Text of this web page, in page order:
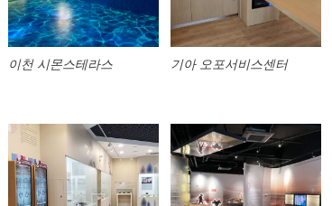
이천 시몬스테라스 기아 오포서비스센터